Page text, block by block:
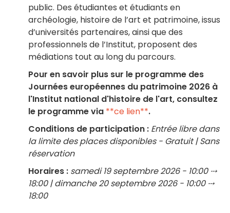
public. Des étudiantes et étudiants en
archéologie, histoire de l’art et patrimoine, issus
d’universités partenaires, ainsi que des
professionnels de l’Institut, proposent des
médiations tout au long du parcours.
Pour en savoir plus sur le programme des
Journées européennes du patrimoine 2026 à
l'Institut national d'histoire de l'art, consultez
le programme via **ce lien**.
Conditions de participation : Entrée libre dans
la limite des places disponibles - Gratuit | Sans
réservation
Horaires : samedi 19 septembre 2026 - 10:00 ⤏
18:00 | dimanche 20 septembre 2026 - 10:00 ⤏
18:00